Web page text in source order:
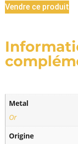
Vendre ce produit
Metal
Or
Origine